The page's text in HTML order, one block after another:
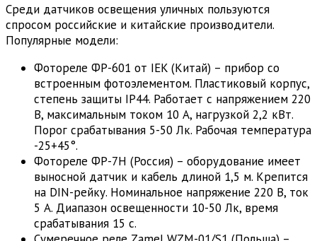
Среди датчиков освещения уличных пользуются
спросом российские и китайские производители.
Популярные модели:
Фотореле ФР-601 от IEK (Китай) – прибор со
встроенным фотоэлементом. Пластиковый корпус,
степень защиты IP44. Работает с напряжением 220
В, максимальным током 10 А, нагрузкой 2,2 кВт.
Порог срабатывания 5-50 Лк. Рабочая температура
-25+45°.
Фотореле ФР-7Н (Россия) – оборудование имеет
выносной датчик и кабель длиной 1,5 м. Крепится
на DIN-рейку. Номинальное напряжение 220 В, ток
5 А. Диапазон освещенности 10-50 Лк, время
срабатывания 15 с.